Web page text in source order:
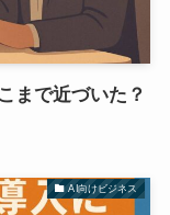
まで近づいた？
AI向けビジネス